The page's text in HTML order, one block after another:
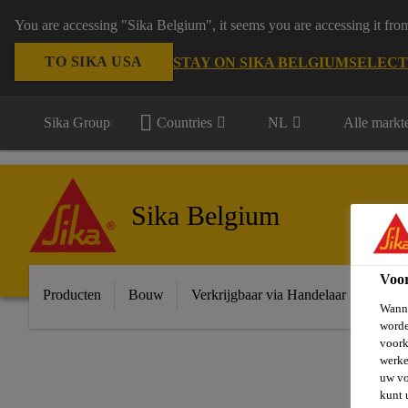
You are accessing "Sika Belgium", it seems you are accessing it
TO SIKA USA STAY ON SIKA BELGIUM
Sika Group Countries NL Alle
Sika Belgium
Producten Bouw Verkrijgbaar via Handelaar
uw
kunt